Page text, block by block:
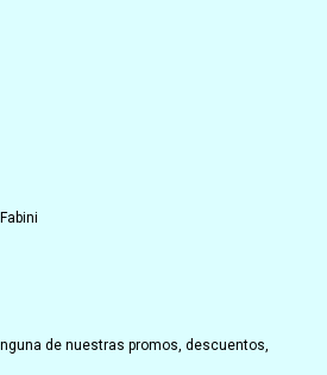
de nuestras promos, descuentos,